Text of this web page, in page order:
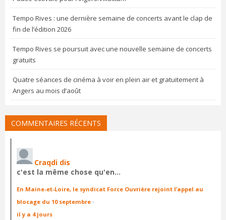
Tempo Rives : une dernière semaine de concerts avant le clap de
fin de l’édition 2026
Tempo Rives se poursuit avec une nouvelle semaine de concerts
gratuits
Quatre séances de cinéma à voir en plein air et gratuitement à
Angers au mois d’août
COMMENTAIRES RÉCENTS
Craqdi dis
c'est la même chose qu'en…
En Maine-et-Loire, le syndicat Force Ouvrière rejoint l’appel au
blocage du 10 septembre ·
il y a 4 jours